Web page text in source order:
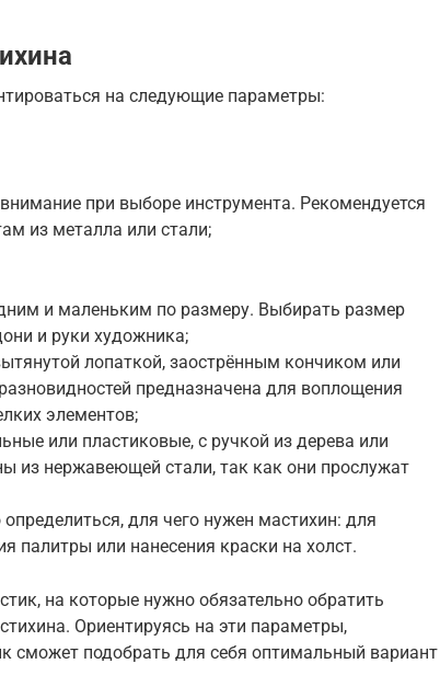
на следующие параметры:
при выборе инструмента. Рекомендуется
из металла или стали;
и маленьким по размеру. Выбирать размер
и руки художника;
лопаткой, заострённым кончиком или
предназначена для воплощения
элементов;
или пластиковые, с ручкой из дерева или
из нержавеющей стали, так как они прослужат
для чего нужен мастихин: для
палитры или нанесения краски на холст.
на которые нужно обязательно обратить
Ориентируясь на эти параметры,
подобрать для себя оптимальный вариант